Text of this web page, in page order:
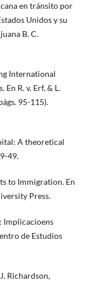
en tránsito por
Unidos y su
B. C.
International
R. v. Erf, & L.
95-115).
A theoretical
49.
to Immigration. En
Press.
Implicacioens
de Estudios
Richardson,